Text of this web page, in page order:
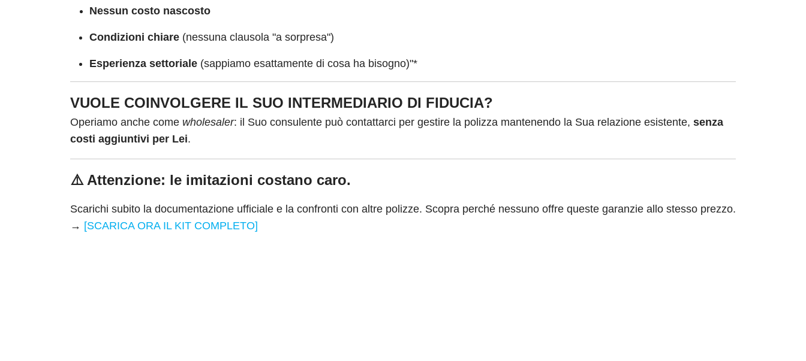
Nessun costo nascosto
Condizioni chiare (nessuna clausola "a sorpresa")
Esperienza settoriale (sappiamo esattamente di cosa ha bisogno)"*
VUOLE COINVOLGERE IL SUO INTERMEDIARIO DI FIDUCIA?
Operiamo anche come wholesaler: il Suo consulente può contattarci per gestire la polizza mantenendo la Sua relazione esistente, senza
costi aggiuntivi per Lei.
⚠️ Attenzione: le imitazioni costano caro.
Scarichi subito la documentazione ufficiale e la confronti con altre polizze. Scopra perché nessuno offre queste garanzie allo stesso prezzo.
→ [SCARICA ORA IL KIT COMPLETO]